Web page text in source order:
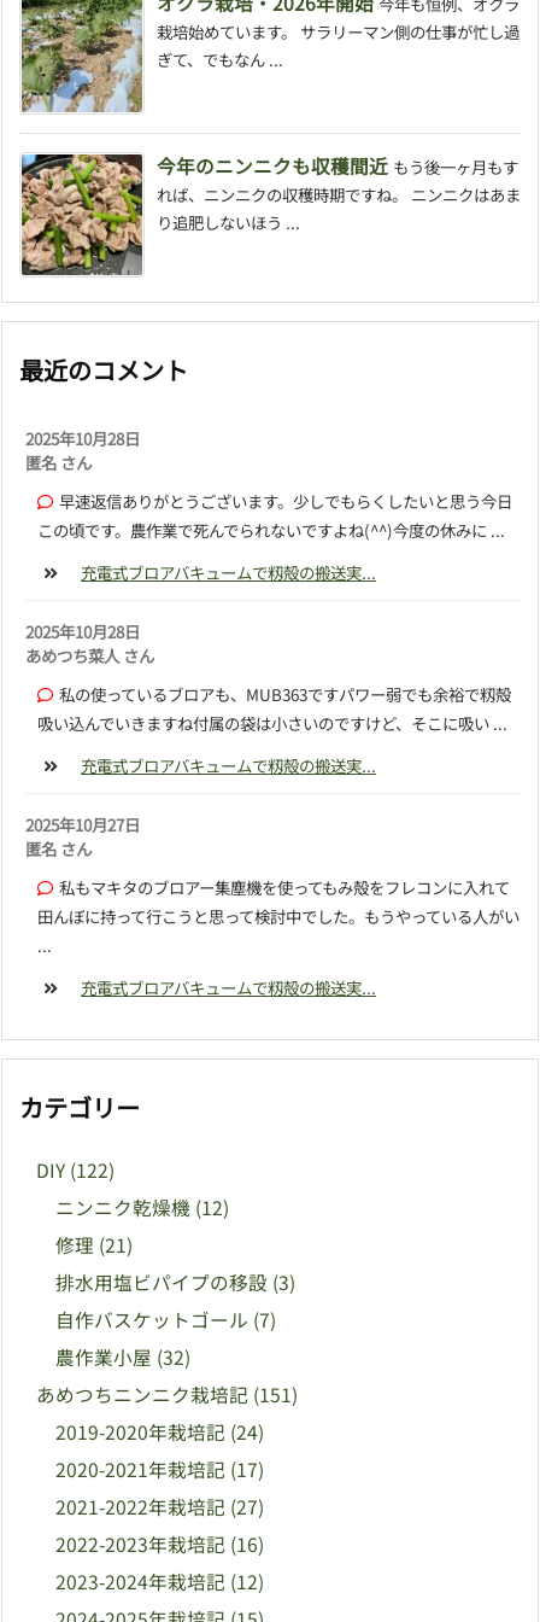
栽培始めています。 サラリーマン側の仕事が忙し過
ぎて、でもなん ...
今年のニンニクも収穫間近 もう後一ヶ月もす
れば、ニンニクの収穫時期ですね。 ニンニクはあま
り追肥しないほう ...
最近のコメント
2025年10月28日
匿名 さん
早速返信ありがとうございます。少しでもらくしたいと思う今日
この頃です。農作業で死んでられないですよね(^^)今度の休みに ...
充電式ブロアバキュームで籾殻の搬送実...
2025年10月28日
あめつち菜人 さん
私の使っているブロアも、MUB363ですパワー弱でも余裕で籾殻
吸い込んでいきますね付属の袋は小さいのですけど、そこに吸い ...
充電式ブロアバキュームで籾殻の搬送実...
2025年10月27日
匿名 さん
私もマキタのブロアー集塵機を使ってもみ殻をフレコンに入れて
田んぼに持って行こうと思って検討中でした。もうやっている人がい
...
充電式ブロアバキュームで籾殻の搬送実...
カテゴリー
DIY (122)
ニンニク乾燥機 (12)
修理 (21)
排水用塩ビパイプの移設 (3)
自作バスケットゴール (7)
農作業小屋 (32)
あめつちニンニク栽培記 (151)
2019-2020年栽培記 (24)
2020-2021年栽培記 (17)
2021-2022年栽培記 (27)
2022-2023年栽培記 (16)
2023-2024年栽培記 (12)